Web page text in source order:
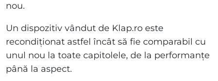
nou.
Un dispozitiv vândut de Klap.ro este
recondiționat astfel încât să fie comparabil cu
unul nou la toate capitolele, de la performanțe
până la aspect.